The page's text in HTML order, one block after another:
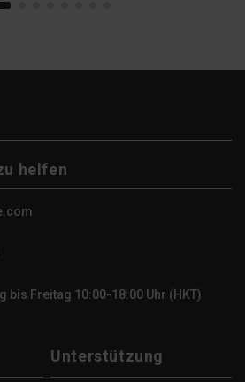
helfen
bis Freitag 10:00-18:00 Uhr (HKT)
Unterstützung